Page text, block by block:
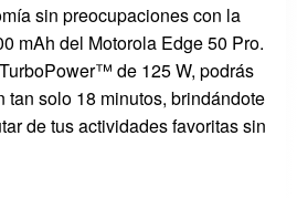
sin preocupaciones con la
mAh del Motorola Edge 50 Pro.
de 125 W, podrás
tan solo 18 minutos, brindándote
de tus actividades favoritas sin